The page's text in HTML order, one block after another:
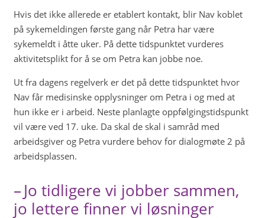
Hvis det ikke allerede er etablert kontakt, blir Nav koblet
på sykemeldingen første gang når Petra har være
sykemeldt i åtte uker. På dette tidspunktet vurderes
aktivitetsplikt for å se om Petra kan jobbe noe.
Ut fra dagens regelverk er det på dette tidspunktet hvor
Nav får medisinske opplysninger om Petra i og med at
hun ikke er i arbeid. Neste planlagte oppfølgingstidspunkt
vil være ved 17. uke. Da skal de skal i samråd med
arbeidsgiver og Petra vurdere behov for dialogmøte 2 på
arbeidsplassen.
– Jo tidligere vi jobber sammen,
jo lettere finner vi løsninger